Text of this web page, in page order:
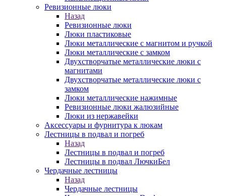
Ревизионные люки
Назад
Ревизионные люки
Люки пластиковые
Люки металлические с магнитом и ручкой
Люки металлические с замком
Двухстворчатые металлические люки с
магнитами
Двухстворчатые металлические люки с
замком
Люки металлические нажимные
Ревизионные люки жалюзийные
Люки из нержавейки
Аксессуары и фурнитура к люкам
Лестницы в подвал и погреб
Назад
Лестницы в подвал и погреб
Лестницы в подвал ЛючкиБел
Чердачные лестницы
Назад
Чердачные лестницы